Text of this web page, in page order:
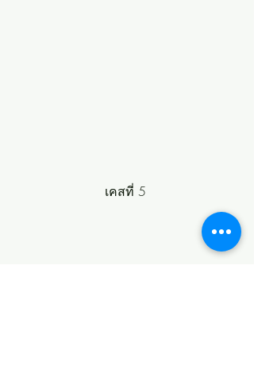
เคสที่ 5